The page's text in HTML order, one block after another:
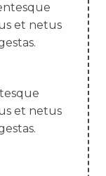
et netus
et netus